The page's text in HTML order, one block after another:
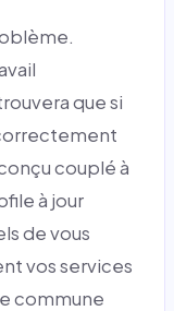
que si
couplé à
à jour
de vous
vos services
commune